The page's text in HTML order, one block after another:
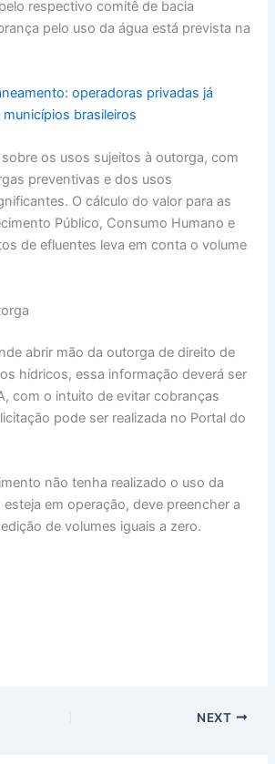
respectivo comitê de bacia
pelo uso da água está prevista na
operadoras privadas já
brasileiros
os usos sujeitos à outorga, com
preventivas e dos usos
O cálculo do valor para as
Público, Consumo Humano e
de efluentes leva em conta o volume
abrir mão da outorga de direito de
hídricos, essa informação deverá ser
com o intuito de evitar cobranças
pode ser realizada no Portal do
não tenha realizado o uso da
em operação, deve preencher a
de volumes iguais a zero.
NEXT